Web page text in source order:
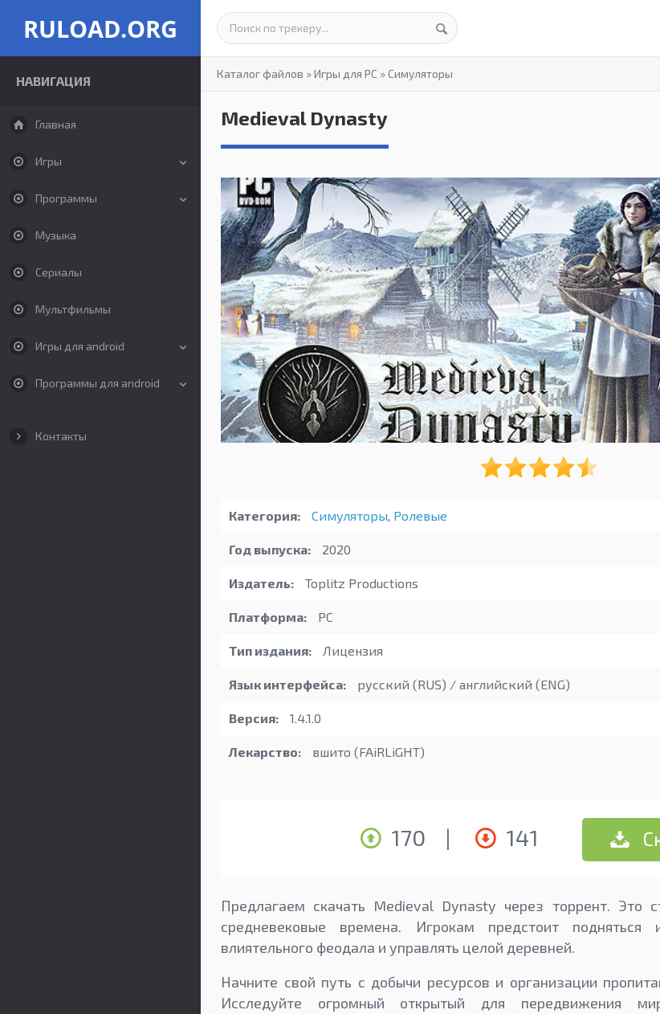
RULOAD.ORG
НАВИГАЦИЯ
Главная
Игры
Программы
Музыка
Сериалы
Мультфильмы
Игры для android
Программы для android
Контакты
Каталог файлов »Игры для PC »Симуляторы
Medieval Dynasty
Категория: Симуляторы, Ролевые
Год выпуска: 2020
Издатель: Toplitz Productions
Платформа: PC
Тип издания: Лицензия
Язык интерфейса: русский (RUS) / английский (ENG)
Версия: 1.4.1.0
Лекарство: вшито (FAiRLiGHT)
170 | 141
Предлагаем скачать Medieval Dynasty через торрент. Это
средневековые времена. Игрокам предстоит
влиятельного феодала и управлять целой деревней.
Начните свой путь с добычи ресурсов и организации
Исследуйте огромный открытый для передвижения